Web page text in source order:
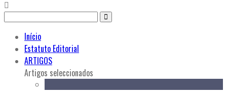
Início
Estatuto Editorial
ARTIGOS
Artigos seleccionados